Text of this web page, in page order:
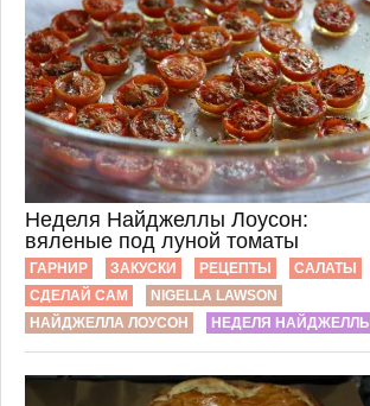
Неделя Найджеллы Лоусон:
вяленые под луной томаты
ГАРНИР ЗАКУСКИ РЕЦЕПТЫ
САЛАТЫ
СДЕЛАЙ САМ
NIGELLA LAWSON
НАЙДЖЕЛЛА ЛОУСОН
НЕДЕЛЯ НАЙДЖЕЛЛЫ